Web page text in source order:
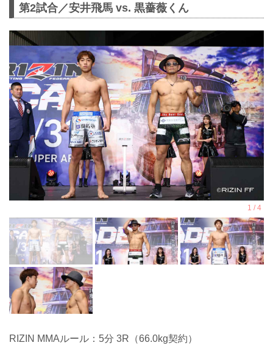
第2試合／安井飛馬 vs. 黒薔薇くん
RIZIN MMAルール：5分 3R（66.0kg契約）